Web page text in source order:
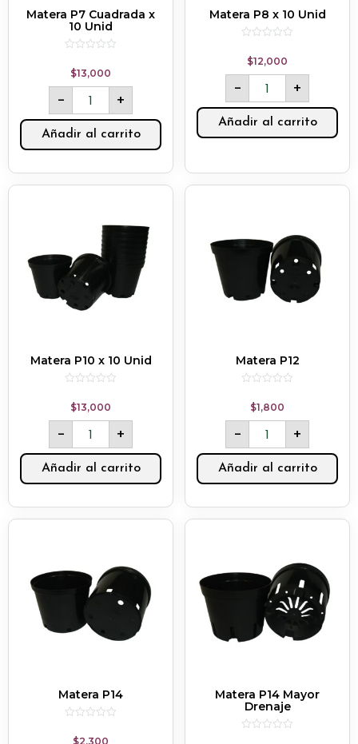
Matera P7 Cuadrada x
10 Unid
out
of
$13,000
- +
Añadir al carrito
Matera P8 x 10 Unid
out
of
$12,000
- +
Añadir al carrito
Matera P10 x 10 Unid
out
of
$13,000
- +
Añadir al carrito
Matera P12
out
of
$1,800
- +
Añadir al carrito
Matera P14
$2,300
Matera P14 Mayor
Drenaje